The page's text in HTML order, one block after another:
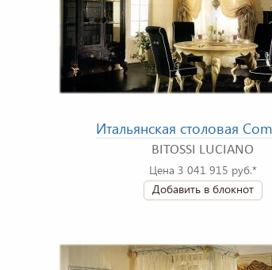
Итальянская столовая
BITOSSI LUCIANO
Цена 3 041 915 руб.*
Добавить в блокнот